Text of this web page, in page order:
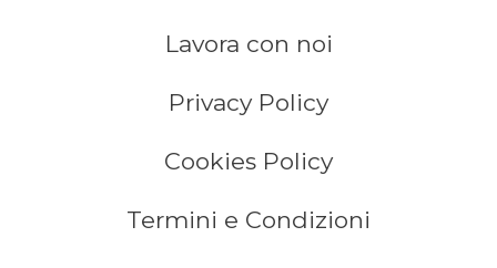
Lavora con noi
Privacy Policy
Cookies Policy
Termini e Condizioni